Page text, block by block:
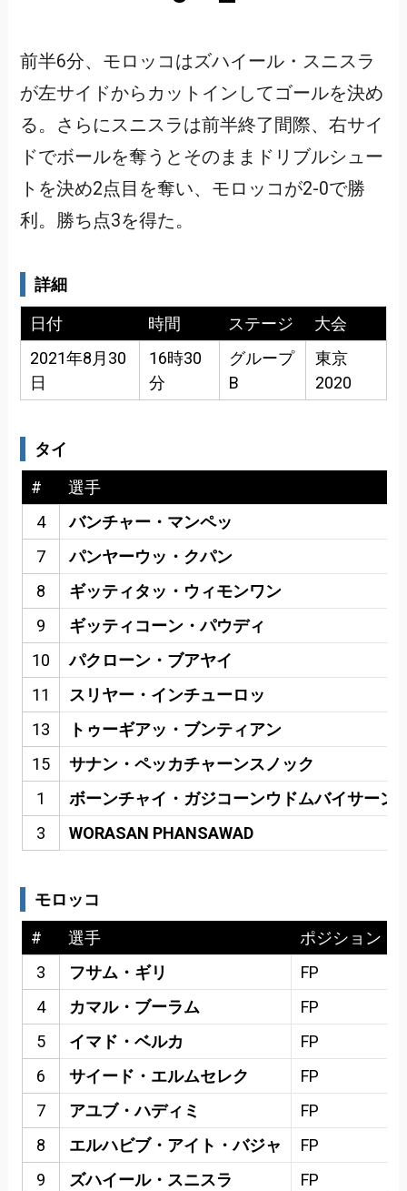
前半6分、モロッコはズハイール・スニスラ
が左サイドからカットインしてゴールを決め
る。さらにスニスラは前半終了間際、右サイ
ドでボールを奪うとそのままドリブルシュー
トを決め2点目を奪い、モロッコが2-0で勝
利。勝ち点3を得た。
詳細
日付 時間 ステージ
大会
2021年8月30
日
16時30
分
グループ
B
東京
2020
タイ
#
選手
4
バンチャー・マンペッ
7
パンヤーウッ・クパン
8
ギッティタッ・ウィモンワン
9
ギッティコーン・パウディ
10
パクローン・ブアヤイ
11
スリヤー・インチューロッ
13
トゥーギアッ・ブンティアン
15
サナン・ペッカチャーンスノック
1
ボーンチャイ・ガジコーンウドムバイサーン
3
WORASAN PHANSAWAD
モロッコ
#
選手 ポジション
3
フサム・ギリ
FP
4
カマル・ブーラム
FP
5
イマド・ベルカ
FP
6
サイード・エルムセレク
FP
7
アユブ・ハディミ
FP
8
エルハビブ・アイト・バジャ
FP
9
ズハイール・スニスラ
FP